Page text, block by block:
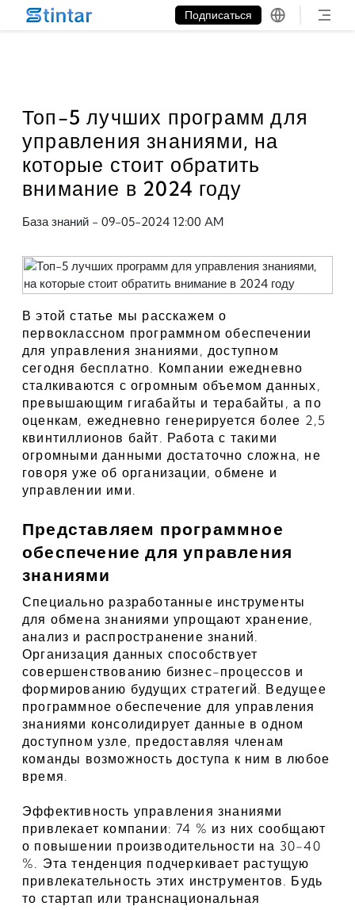
put google tag in file
Подписаться
Топ-5 лучших программ для
управления знаниями, на
которые стоит обратить
внимание в 2024 году
База знаний - 09-05-2024 12:00 AM
В этой статье мы расскажем о
первоклассном программном обеспечении
для управления знаниями, доступном
сегодня бесплатно. Компании ежедневно
сталкиваются с огромным объемом данных,
превышающим гигабайты и терабайты, а по
оценкам, ежедневно генерируется более 2,5
квинтиллионов байт. Работа с такими
огромными данными достаточно сложна, не
говоря уже об организации, обмене и
управлении ими.
Представляем программное
обеспечение для управления
знаниями
Специально разработанные инструменты
для обмена знаниями упрощают хранение,
анализ и распространение знаний.
Организация данных способствует
совершенствованию бизнес-процессов и
формированию будущих стратегий. Ведущее
программное обеспечение для управления
знаниями консолидирует данные в одном
доступном узле, предоставляя членам
команды возможность доступа к ним в любое
время.
Эффективность управления знаниями
привлекает компании: 74 % из них сообщают
о повышении производительности на 30-40
%. Эта тенденция подчеркивает растущую
привлекательность этих инструментов. Будь
то стартап или транснациональная